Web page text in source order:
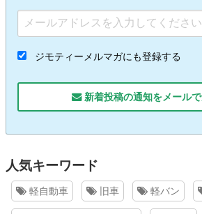
ジモティーメルマガにも登録する
新着投稿の通知をメール
人気キーワード
軽自動車 旧車 軽バン